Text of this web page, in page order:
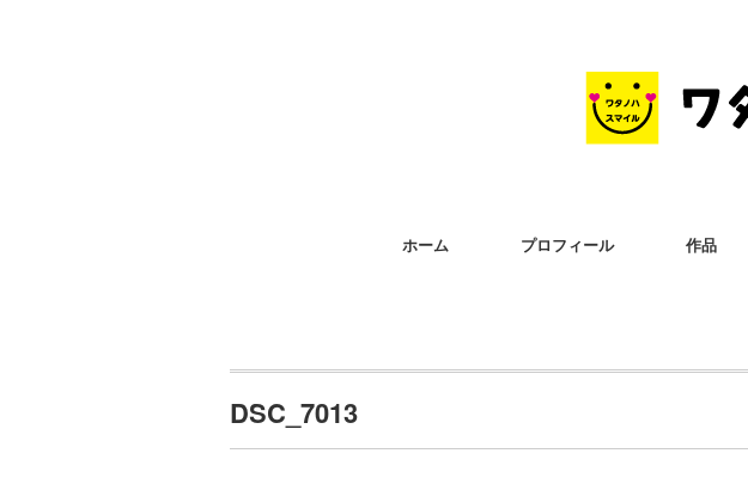
ホーム プロフィール 作品
DSC_7013